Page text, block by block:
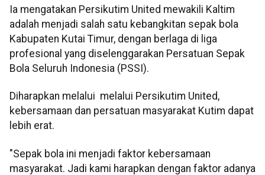
Ia mengatakan Persikutim United mewakili Kaltim
adalah menjadi salah satu kebangkitan sepak bola
Kabupaten Kutai Timur, dengan berlaga di liga
profesional yang diselenggarakan Persatuan Sepak
Bola Seluruh Indonesia (PSSI).
Diharapkan melalui melalui Persikutim United,
kebersamaan dan persatuan masyarakat Kutim dapat
lebih erat.
"Sepak bola ini menjadi faktor kebersamaan
masyarakat. Jadi kami harapkan dengan faktor adanya